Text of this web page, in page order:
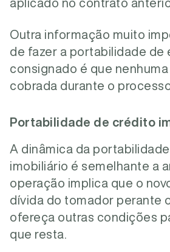
aplicado no contrato
Outra informação muito
de fazer a portabilidade de
consignado é que
cobrada durante o
Portabilidade de crédito
A dinâmica da
imobiliário é semelhante a
operação implica que o
dívida do tomador perante
ofereça outras condições
que resta.